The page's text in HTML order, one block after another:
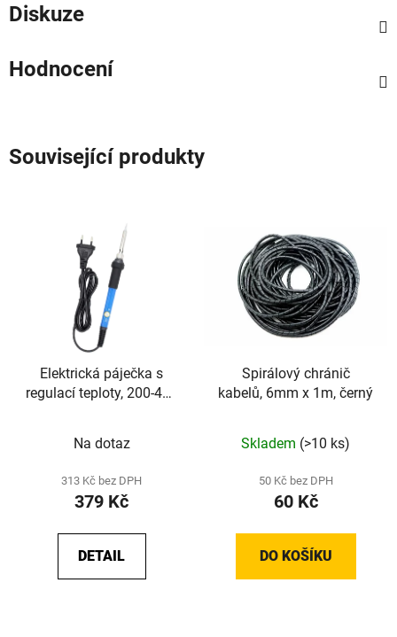
Diskuze
Hodnocení
Související produkty
Elektrická páječka s
regulací teploty, 200-450
Na dotaz
313 Kč bez DPH
379 Kč
DETAIL
Spirálový chránič
kabelů, 6mm x 1m, černý
Skladem (>10 ks)
50 Kč bez DPH
60 Kč
DO KOŠÍKU